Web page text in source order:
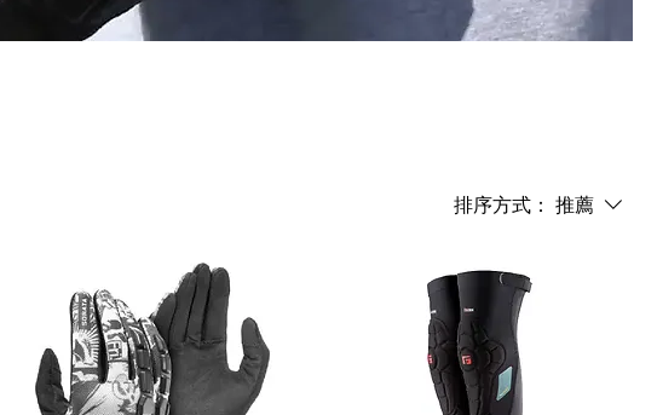
排序方式： 推薦